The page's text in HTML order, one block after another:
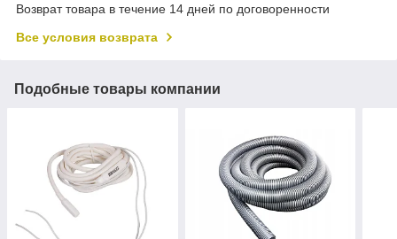
Возврат товара в течение 14 дней по договоренности
Все условия возврата
Подобные товары компании